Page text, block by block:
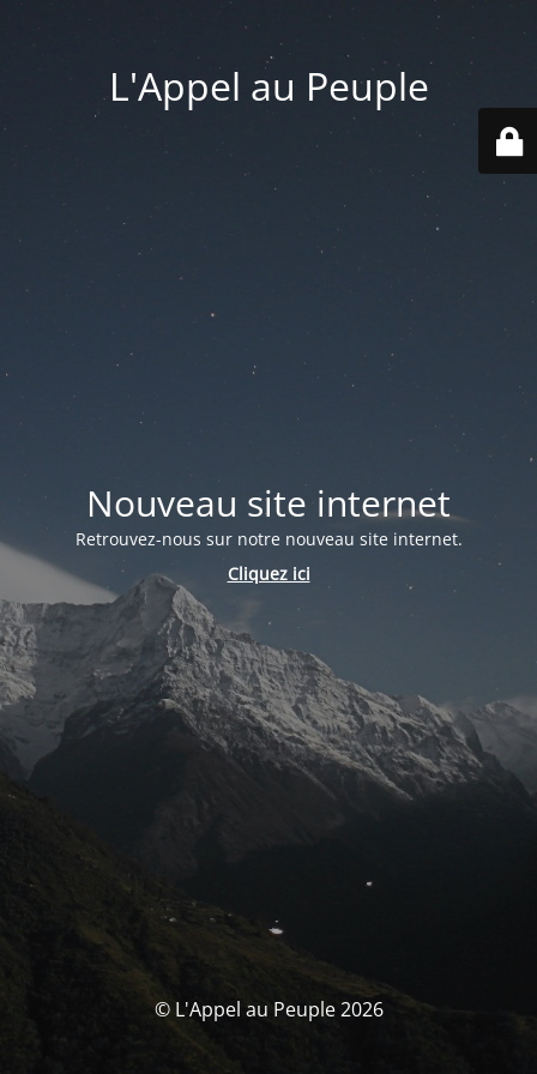
L'Appel au Peuple
Nouveau site internet
Retrouvez-nous sur notre nouveau site internet.
Cliquez ici
© L'Appel au Peuple 2026